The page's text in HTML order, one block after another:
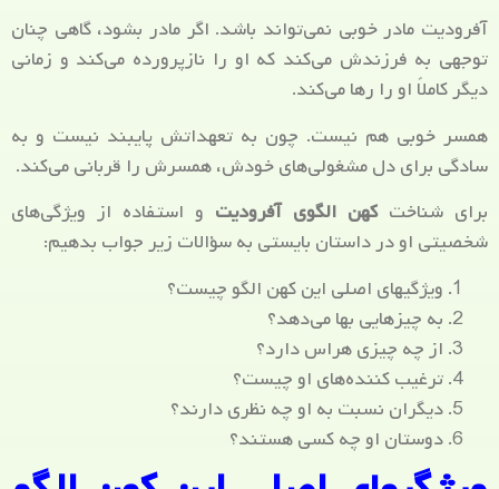
آفرودیت مادر خوبی نمی‌تواند باشد. اگر مادر بشود، گاهی چنان
توجهی به فرزندش می‌کند که او را نازپرورده می‌کند و زمانی
دیگر کاملاً او را رها می‌کند.
همسر خوبی هم نیست. چون به تعهداتش پایبند نیست و به
سادگی برای دل مشغولی‌های خودش، همسرش را قربانی می‌کند.
برای شناختکهن الگوی آفرودیت و استفاده از ویژگی‌های
شخصیتی او در داستان بایستی به سؤالات زیر جواب بدهیم:
ویژگیهای اصلی این کهن الگو چیست؟
به چیزهایی بها می‌دهد؟
از چه چیزی هراس دارد؟
ترغیب کننده‌های او چیست؟
دیگران نسبت به او چه نظری دارند؟
دوستان او چه کسی هستند؟